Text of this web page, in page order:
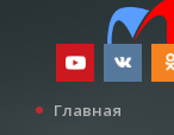
Главная